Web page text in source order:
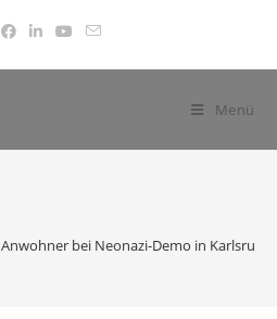
Menü
Anwohner bei Neonazi-Demo in